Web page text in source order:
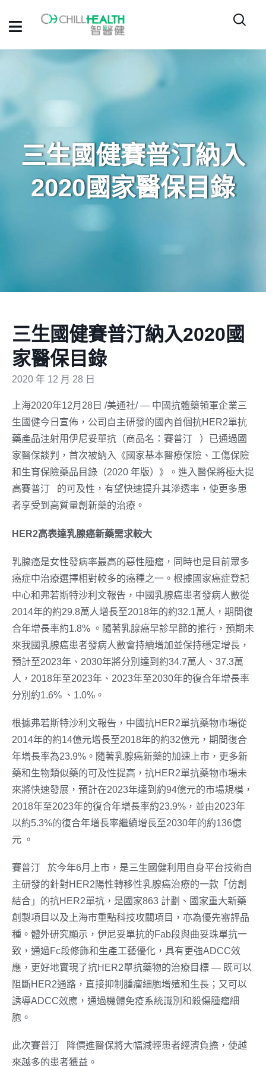
三生國健賽普汀納入
2020國家醫保目錄
三生國健賽普汀納入2020國
家醫保目錄
2020 年 12 月 28 日
上海2020年12月28日 /美通社/ — 中國抗體藥領軍企業三
生國健今日宣佈，公司自主研發的國內首個抗HER2單抗
藥產品注射用伊尼妥單抗（商品名：賽普汀
）已通過國
家醫保談判，首次被納入《國家基本醫療保險、工傷保險
和生育保險藥品目錄（2020 年版）》。進入醫保將極大提
高賽普汀
的可及性，有望快速提升其滲透率，使更多患
者享受到高質量創新藥的治療。
HER2高表達乳腺癌新藥需求較大
乳腺癌是女性發病率最高的惡性腫瘤，同時也是目前眾多
癌症中治療選擇相對較多的癌種之一。根據國家癌症登記
中心和弗若斯特沙利文報告，中國乳腺癌患者發病人數從
2014年的約29.8萬人增長至2018年的約32.1萬人，期間復
合年增長率約1.8% 。隨著乳腺癌早診早篩的推行，預期未
來我國乳腺癌患者發病人數會持續增加並保持穩定增長，
預計至2023年、2030年將分別達到約34.7萬人、37.3萬
人，2018年至2023年、2023年至2030年的復合年增長率
分別約1.6% 、1.0%。
根據弗若斯特沙利文報告，中國抗HER2單抗藥物市場從
2014年的約14億元增長至2018年的約32億元，期間復合
年增長率為23.9%。隨著乳腺癌新藥的加速上市，更多新
藥和生物類似藥的可及性提高，抗HER2單抗藥物市場未
來將快速發展，預計在2023年達到約94億元的市場規模，
2018年至2023年的復合年增長率約23.9%，並由2023年
以約5.3%的復合年增長率繼續增長至2030年的約136億
元 。
賽普汀
於今年6月上市，是三生國健利用自身平台技術自
主研發的針對HER2陽性轉移性乳腺癌治療的一款「仿創
結合」的抗HER2單抗，是國家863 計劃、國家重大新藥
創製項目以及上海市重點科技攻關項目，亦為優先審評品
種。體外研究顯示，伊尼妥單抗的Fab段與曲妥珠單抗一
致，通過Fc段修飾和生產工藝優化，具有更強ADCC效
應，更好地實現了抗HER2單抗藥物的治療目標 — 既可以
阻斷HER2通路，直接抑制腫瘤細胞增殖和生長；又可以
誘導ADCC效應，通過機體免疫系統識別和殺傷腫瘤細
胞。
此次賽普汀
降價進醫保將大幅減輕患者經濟負擔，使越
來越多的患者獲益。